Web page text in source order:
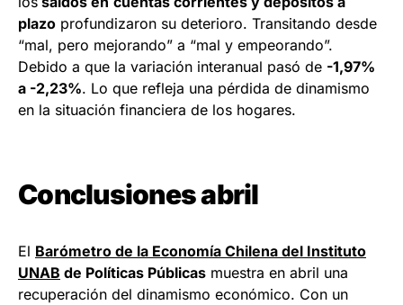
plazo profundizaron su deterioro. Transitando desde
“mal, pero mejorando” a “mal y empeorando”.
Debido a que la variación interanual pasó de -1,97%
a -2,23%. Lo que refleja una pérdida de dinamismo
en la situación financiera de los hogares.
Conclusiones abril
El Barómetro de la Economía Chilena del Instituto
UNAB de Políticas Públicas muestra en abril una
recuperación del dinamismo económico. Con un